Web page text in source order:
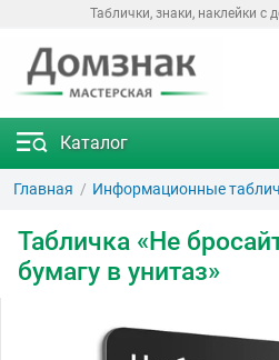
Таблички, знаки, наклейки с
Каталог
Главная Информационные
Табличка «Не
бумагу в унитаз»